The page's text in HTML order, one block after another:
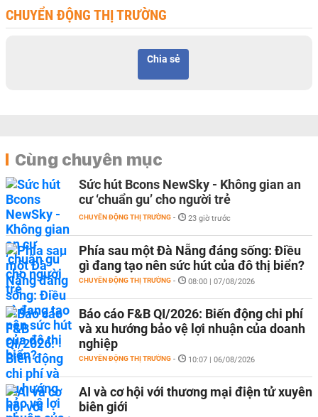
CHUYỂN ĐỘNG THỊ TRƯỜNG
Chia sẻ
Cùng chuyên mục
Sức hút Bcons NewSky - Không gian an
cư ‘chuẩn gu’ cho người trẻ
CHUYỂN ĐỘNG THỊ TRƯỜNG - 23 giờ trước
Phía sau một Đà Nẵng đáng sống: Điều
gì đang tạo nên sức hút của đô thị biển?
CHUYỂN ĐỘNG THỊ TRƯỜNG - 08:00 | 07/08/2026
Báo cáo F&B QI/2026: Biến động chi phí
và xu hướng bảo vệ lợi nhuận của doanh
nghiệp
CHUYỂN ĐỘNG THỊ TRƯỜNG - 10:07 | 06/08/2026
AI và cơ hội với thương mại điện tử xuyên
biên giới